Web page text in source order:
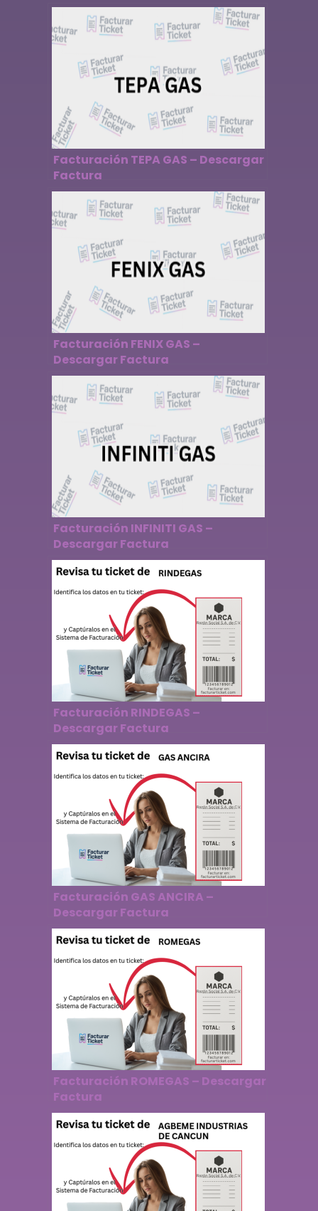
Facturación TEPA GAS – Descargar
Factura
Facturación FENIX GAS –
Descargar Factura
Facturación INFINITI GAS –
Descargar Factura
Facturación RINDEGAS –
Descargar Factura
Facturación GAS ANCIRA –
Descargar Factura
Facturación ROMEGAS – Descargar
Factura